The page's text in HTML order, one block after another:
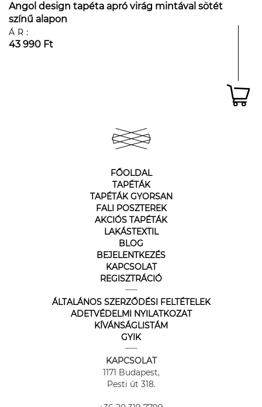
Angol design tapéta apró virág mintával sötét
színű alapon
ÁR:
43 990 Ft
FŐOLDAL
TAPÉTÁK
TAPÉTÁK GYORSAN
FALI POSZTEREK
AKCIÓS TAPÉTÁK
LAKÁSTEXTIL
BLOG
BEJELENTKEZÉS
KAPCSOLAT
REGISZTRÁCIÓ
ÁLTALÁNOS SZERZŐDÉSI FELTÉTELEK
ADETVÉDELMI NYILATKOZAT
KÍVÁNSÁGLISTÁM
GYIK
KAPCSOLAT
1171 Budapest,
Pesti út 318.